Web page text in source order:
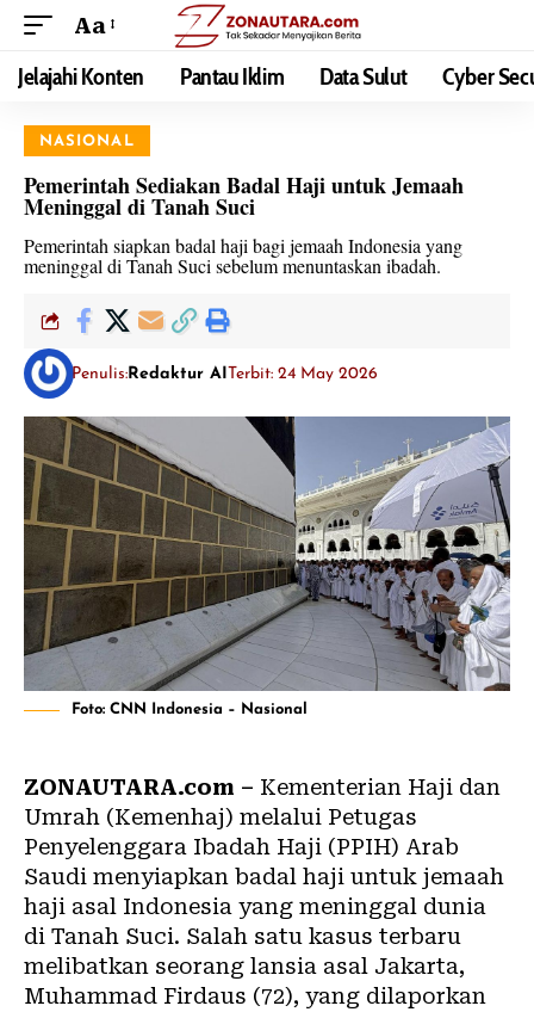
Aa
Jelajahi Konten Pantau Iklim Data Sulut Cyber
NASIONAL
Pemerintah Sediakan Badal Haji untuk Jemaah
Meninggal di Tanah Suci
Pemerintah siapkan badal haji bagi jemaah Indonesia yang
meninggal di Tanah Suci sebelum menuntaskan ibadah.
Penulis: Redaktur AITerbit: 24 May 2026
Foto: CNN Indonesia – Nasional
ZONAUTARA.com – Kementerian Haji dan
Umrah (Kemenhaj) melalui Petugas
Penyelenggara Ibadah Haji (PPIH) Arab
Saudi menyiapkan badal haji untuk jemaah
haji asal Indonesia yang meninggal dunia
di Tanah Suci. Salah satu kasus terbaru
melibatkan seorang lansia asal Jakarta,
Muhammad Firdaus (72), yang dilaporkan